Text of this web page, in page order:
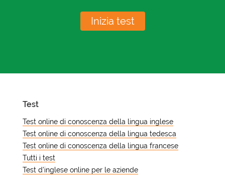
Inizia test
Test
Test online di conoscenza della lingua inglese
Test online di conoscenza della lingua tedesca
Test online di conoscenza della lingua francese
Tutti i test
Test d'inglese online per le aziende